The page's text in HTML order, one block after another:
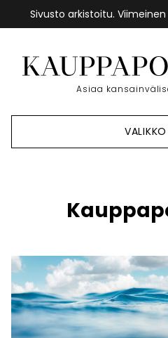
Sivusto arkistoitu.
sisältöön
Asiaa
VALIKKO